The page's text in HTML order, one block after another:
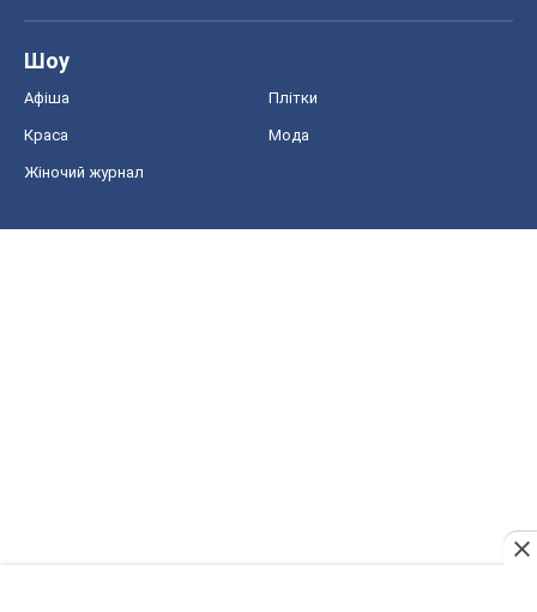
Шоу
Афіша Плітки
Краса Мода
Жіночий журнал